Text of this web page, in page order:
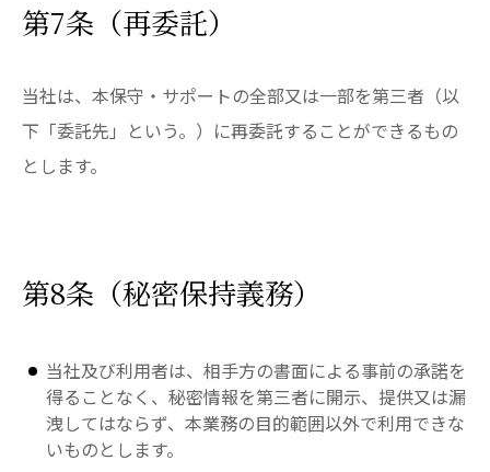
第7条（再委託）
当社は、本保守・サポートの全部又は一部を第三者（以
下「委託先」という。）に再委託することができるもの
とします。
第8条（秘密保持義務）
当社及び利用者は、相手方の書面による事前の承諾を
得ることなく、秘密情報を第三者に開示、提供又は漏
洩してはならず、本業務の目的範囲以外で利用できな
いものとします。